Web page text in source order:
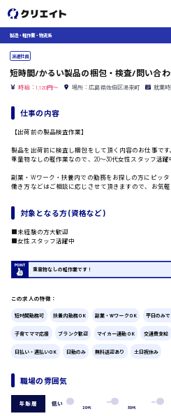
製造オペレーター
ピッキング・仕分け
軽作業
フォークリフト
広島市中区
広島市東区
時給1200円～
製造・軽作業・物流系
派遣社員
短時間/かるい製品の梱包・検査/問い合
時給：1,120円～ 場所：広島県佐伯区湯来町 就業
仕事の内容
【出荷前の製品検査作業】
製品を出荷前に検査し梱包をして頂く内容のお仕事です
重量物なしの軽作業なので、20〜30代女性スタッフ活
副業・Wワーク・扶養内での勤務をお探しの方にピッタ
働き方などはご相談に応じさせて頂きますので、お気軽
対象となる方 (資格など)
■未経験の方大歓迎
■女性スタッフ活躍中
重量物なしの軽作業です！
この求人の特徴：
短時間勤務可 扶養内勤務OK 副業・WワークOK 平日のみ
子育てママ応援 ブランク歓迎 マイカー通勤OK 交通費支給
日払い・週払いOK 日勤のみ 無料送迎あり 土日祝休み
職場の雰囲気
年齢層 低い
20代 30代